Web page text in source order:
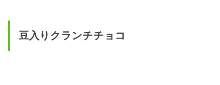
豆入りクランチチョコ